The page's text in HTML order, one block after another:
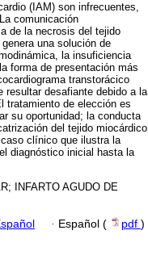
(IAM) son infrecuentes,
comunicación
de la necrosis del tejido
una solución de
la insuficiencia
forma de presentación más
transtorácico
resultar desafiante debido a la
tratamiento de elección es
su oportunidad; la conducta
del tejido miocárdico
clínico que ilustra la
diagnóstico inicial hasta la
INFARTO AGUDO DE
· Español ( pdf )